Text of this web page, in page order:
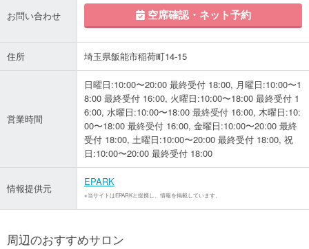
お問い合わせ 空席確認・ネット予約
住所 埼玉県飯能市稲荷町14-15
営業時間
日曜日:10:00〜20:00 最終受付 18:00, 月曜日:10:00〜1
8:00 最終受付 16:00, 火曜日:10:00〜18:00 最終受付 1
6:00, 水曜日:10:00〜18:00 最終受付 16:00, 木曜日:10:
00〜18:00 最終受付 16:00, 金曜日:10:00〜20:00 最終
受付 18:00, 土曜日:10:00〜20:00 最終受付 18:00, 祝
日:10:00〜20:00 最終受付 18:00
情報提供元
EPARK
※当サイトはEPARKと提携し、情報を掲載しています。
周辺のおすすめサロン